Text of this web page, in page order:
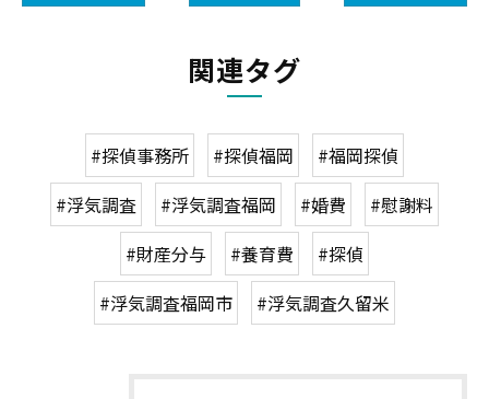
関連タグ
#探偵事務所 #探偵福岡
#福岡探偵
#浮気調査
#浮気調査福岡 #婚費
#慰謝料
#財産分与
#養育費
#探偵
#浮気調査福岡市
#浮気調査久留米